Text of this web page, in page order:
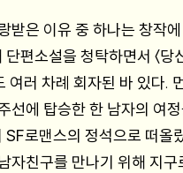
받은 이유 중 하나는 창작
편소설을 청탁하면서 〈당
러 차례 회자된 바 있다.
선에 탑승한 한 남자의 여
로맨스의 정석으로 떠올
자친구를 만나기 위해 지